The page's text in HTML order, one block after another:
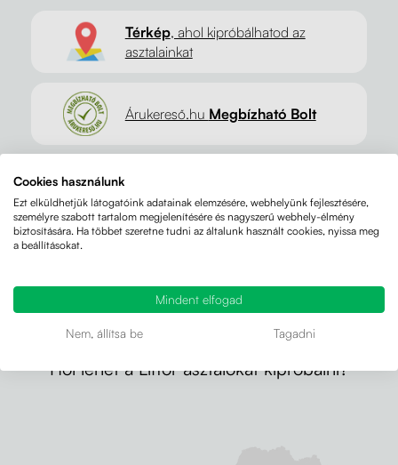
Térkép, ahol kipróbálhatod az
asztalainkat
Árukereső.hu Megbízható Bolt
Hol lehet a Liftor asztalokat kipróbálni?
Cookies használunk
Ezt elküldhetjük látogatóink adatainak elemzésére, webhelyünk fejlesztésére,
személyre szabott tartalom megjelenítésére és nagyszerű webhely-élmény
biztosítására. Ha többet szeretne tudni az általunk használt cookies, nyissa meg
a beállításokat.
Mindent elfogad
Nem, állítsa be Tagadni